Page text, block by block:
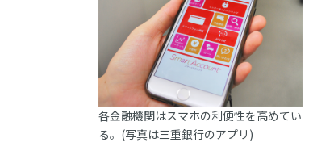
各金融機関はスマホの利便性を高めてい
る。(写真は三重銀行のアプリ)